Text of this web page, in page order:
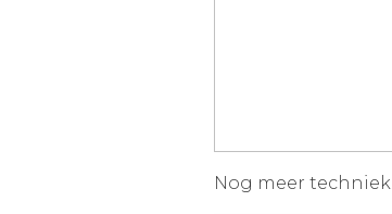
Nog meer techniek...